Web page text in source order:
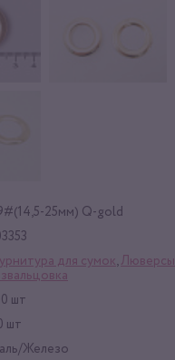
25мм) Q-gold
для сумок, Люверсы
шт
шт
Железо